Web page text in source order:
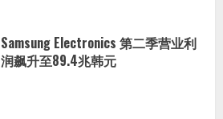
Samsung Electronics 第二季营业利
润飙升至89.4兆韩元